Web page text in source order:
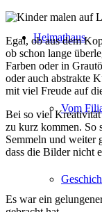
Heimathaus
Vom
Egal, ob aus dem
ob schon lange
Farben oder in
oder auch abstrakte
mit viel Freude auf
Bei so viel
zu kurz kommen. So
Semmeln und weiter
dass die Bilder nicht
Es war ein